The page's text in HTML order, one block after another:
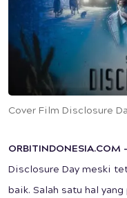
Cover Film Disclosure
ORBITINDONESIA.COM -
Disclosure Day meski
baik. Salah satu hal